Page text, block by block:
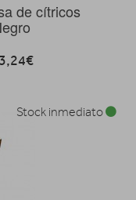
de cítricos
Stock inmediato